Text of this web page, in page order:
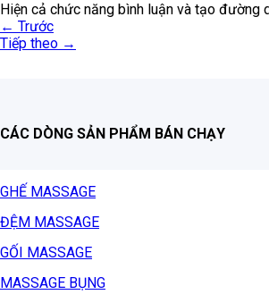
Hiện cả chức năng bình luận và tạo đường
← Trước
Tiếp theo →
CÁC DÒNG SẢN PHẨM BÁN CHẠY
GHẾ MASSAGE
ĐỆM MASSAGE
GỐI MASSAGE
MASSAGE BỤNG